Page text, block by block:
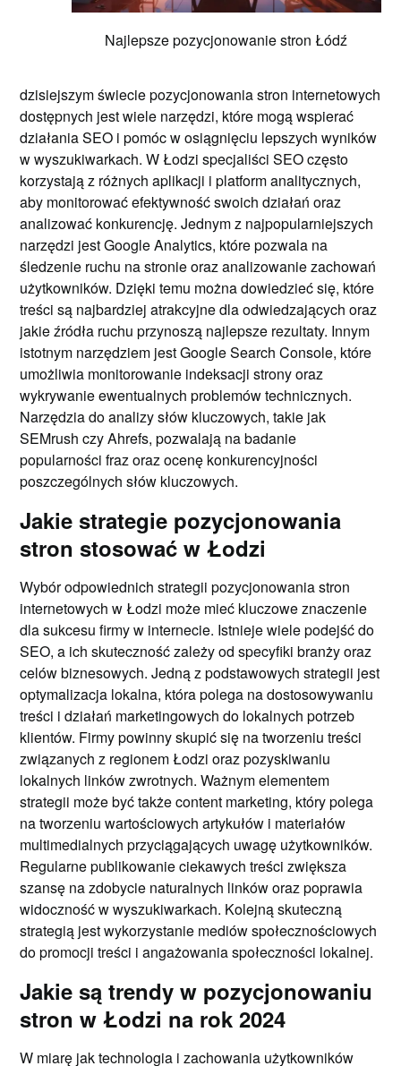
Najlepsze pozycjonowanie stron Łódź
dzisiejszym świecie pozycjonowania stron internetowych
dostępnych jest wiele narzędzi, które mogą wspierać
działania SEO i pomóc w osiągnięciu lepszych wyników
w wyszukiwarkach. W Łodzi specjaliści SEO często
korzystają z różnych aplikacji i platform analitycznych,
aby monitorować efektywność swoich działań oraz
analizować konkurencję. Jednym z najpopularniejszych
narzędzi jest Google Analytics, które pozwala na
śledzenie ruchu na stronie oraz analizowanie zachowań
użytkowników. Dzięki temu można dowiedzieć się, które
treści są najbardziej atrakcyjne dla odwiedzających oraz
jakie źródła ruchu przynoszą najlepsze rezultaty. Innym
istotnym narzędziem jest Google Search Console, które
umożliwia monitorowanie indeksacji strony oraz
wykrywanie ewentualnych problemów technicznych.
Narzędzia do analizy słów kluczowych, takie jak
SEMrush czy Ahrefs, pozwalają na badanie
popularności fraz oraz ocenę konkurencyjności
poszczególnych słów kluczowych.
Jakie strategie pozycjonowania
stron stosować w Łodzi
Wybór odpowiednich strategii pozycjonowania stron
internetowych w Łodzi może mieć kluczowe znaczenie
dla sukcesu firmy w internecie. Istnieje wiele podejść do
SEO, a ich skuteczność zależy od specyfiki branży oraz
celów biznesowych. Jedną z podstawowych strategii jest
optymalizacja lokalna, która polega na dostosowywaniu
treści i działań marketingowych do lokalnych potrzeb
klientów. Firmy powinny skupić się na tworzeniu treści
związanych z regionem Łodzi oraz pozyskiwaniu
lokalnych linków zwrotnych. Ważnym elementem
strategii może być także content marketing, który polega
na tworzeniu wartościowych artykułów i materiałów
multimedialnych przyciągających uwagę użytkowników.
Regularne publikowanie ciekawych treści zwiększa
szansę na zdobycie naturalnych linków oraz poprawia
widoczność w wyszukiwarkach. Kolejną skuteczną
strategią jest wykorzystanie mediów społecznościowych
do promocji treści i angażowania społeczności lokalnej.
Jakie są trendy w pozycjonowaniu
stron w Łodzi na rok 2024
W miarę jak technologia i zachowania użytkowników